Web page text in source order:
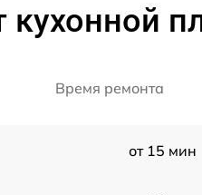
Время ремонта
от 15 мин